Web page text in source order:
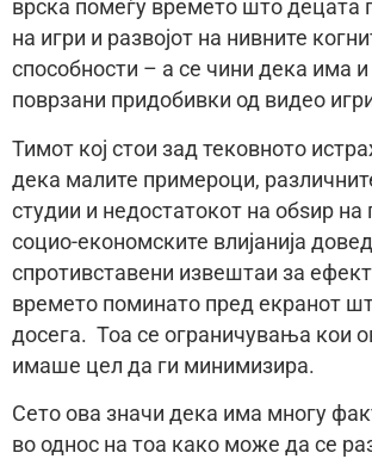
врска помеѓу времето што децата
на игри и развојот на нивните
способности – а се чини дека има и
поврзани придобивки од видео
Тимот кој стои зад тековното
дека малите примероци,
студии и недостатокот на обѕир на
социо-економските влијанија
спротивставени извештаи за
времето поминато пред екранот
досега. Тоа се ограничувања кои
имаше цел да ги минимизира.
Сето ова значи дека има многу
во однос на тоа како може да се